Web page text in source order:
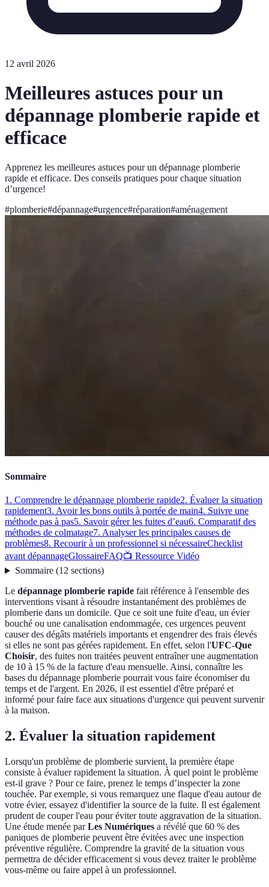
12 avril 2026
Meilleures astuces pour un
dépannage plomberie rapide et
efficace
Apprenez les meilleures astuces pour un dépannage plomberie
rapide et efficace. Des conseils pratiques pour chaque situation
d’urgence!
#plomberie#dépannage#urgence#réparation#aménagement
Sommaire
1. Comprendre le dépannage plomberie rapide2. Évaluer la situation
rapidement3. Avoir les bons outils à portée de main4. Suivre une
méthode pas à pas5. Savoir gérer les fuites d’eau6. Comparatif des
méthodes de colmatage7. Analyser les principales causes de
problèmes8. Recourir à un professionnel si nécessaireChecklist
avant dépannageGlossaireFAQ📺 Ressource Vidéo
Sommaire(12 sections)
Le dépannage plomberie rapide fait référence à l'ensemble des
interventions visant à résoudre instantanément des problèmes de
plomberie dans un domicile. Que ce soit une fuite d'eau, un évier
bouché ou une canalisation endommagée, ces urgences peuvent
causer des dégâts matériels importants et engendrer des frais élevés
si elles ne sont pas gérées rapidement. En effet, selon l'UFC-Que
Choisir, des fuites non traitées peuvent entraîner une augmentation
de 10 à 15 % de la facture d'eau mensuelle. Ainsi, connaître les
bases du dépannage plomberie pourrait vous faire économiser du
temps et de l'argent. En 2026, il est essentiel d'être préparé et
informé pour faire face aux situations d'urgence qui peuvent survenir
à la maison.
2. Évaluer la situation rapidement
Lorsqu'un problème de plomberie survient, la première étape
consiste à évaluer rapidement la situation. À quel point le problème
est-il grave ? Pour ce faire, prenez le temps d’inspecter la zone
touchée. Par exemple, si vous remarquez une flaque d'eau autour de
votre évier, essayez d'identifier la source de la fuite. Il est également
prudent de couper l'eau pour éviter toute aggravation de la situation.
Une étude menée parLes Numériques a révélé que 60 % des
paniques de plomberie peuvent être évitées avec une inspection
préventive régulière. Comprendre la gravité de la situation vous
permettra de décider efficacement si vous devez traiter le problème
vous-même ou faire appel à un professionnel.